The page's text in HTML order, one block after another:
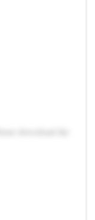
download the